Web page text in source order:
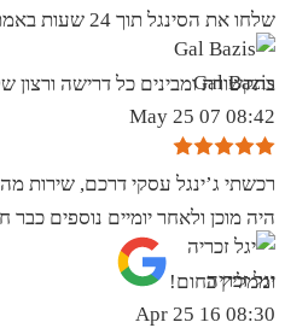
שלחו את
בתקשורת ומבינים כל דרישה ורצון
Gal Bazis
08:42 07 May 25
רכשתי ג’ינגל עסקי דרכם, שירות
היה מוכן ולאחר יומיים נוספים
וממליץ בחום!
יגל זכריה
08:30 16 Apr 25